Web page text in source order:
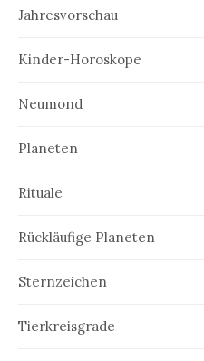
Jahresvorschau
Kinder-Horoskope
Neumond
Planeten
Rituale
Rückläufige Planeten
Sternzeichen
Tierkreisgrade